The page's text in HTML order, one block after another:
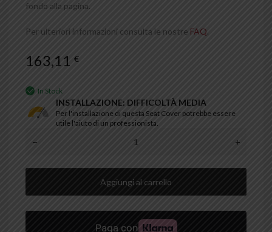
fondo alla pagina.
Per ulteriori informazioni consulta le nostre FAQ.
163,11 €
In Stock
INSTALLAZIONE: DIFFICOLTÀ MEDIA
Per l'installazione di questa Seat Cover potrebbe essere
utile l'aiuto di un professionista.
Aggiungi al carrello